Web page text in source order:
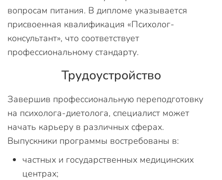
вопросам питания. В дипломе указывается
присвоенная квалификация «Психолог-
консультант», что соответствует
профессиональному стандарту.
Трудоустройство
Завершив профессиональную переподготовку
на психолога-диетолога, специалист может
начать карьеру в различных сферах.
Выпускники программы востребованы в:
частных и государственных медицинских
центрах;